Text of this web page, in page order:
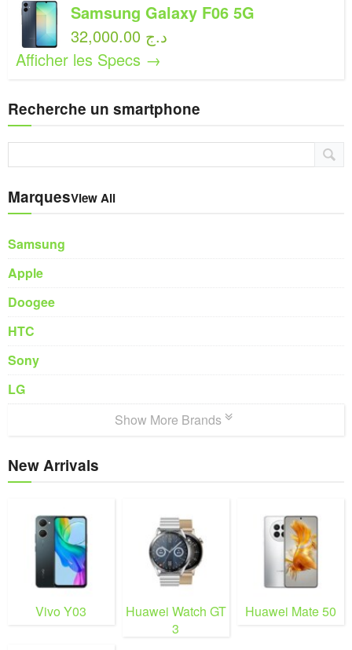
Samsung Galaxy F06 5G
32,000.00 د.ج
Afficher les Specs →
Recherche un smartphone
MarquesView All
Samsung
Apple
Doogee
HTC
Sony
LG
Show More Brands
New Arrivals
Vivo Y03
Huawei Watch GT
3
Huawei Mate 50